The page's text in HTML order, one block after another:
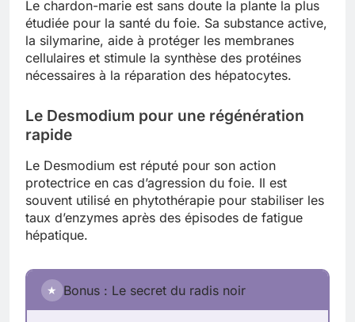
Le chardon-marie est sans doute la plante la plus
étudiée pour la santé du foie. Sa substance active,
la silymarine, aide à protéger les membranes
cellulaires et stimule la synthèse des protéines
nécessaires à la réparation des hépatocytes.
Le Desmodium pour une régénération
rapide
Le Desmodium est réputé pour son action
protectrice en cas d’agression du foie. Il est
souvent utilisé en phytothérapie pour stabiliser les
taux d’enzymes après des épisodes de fatigue
hépatique.
★ Bonus : Le secret du radis noir